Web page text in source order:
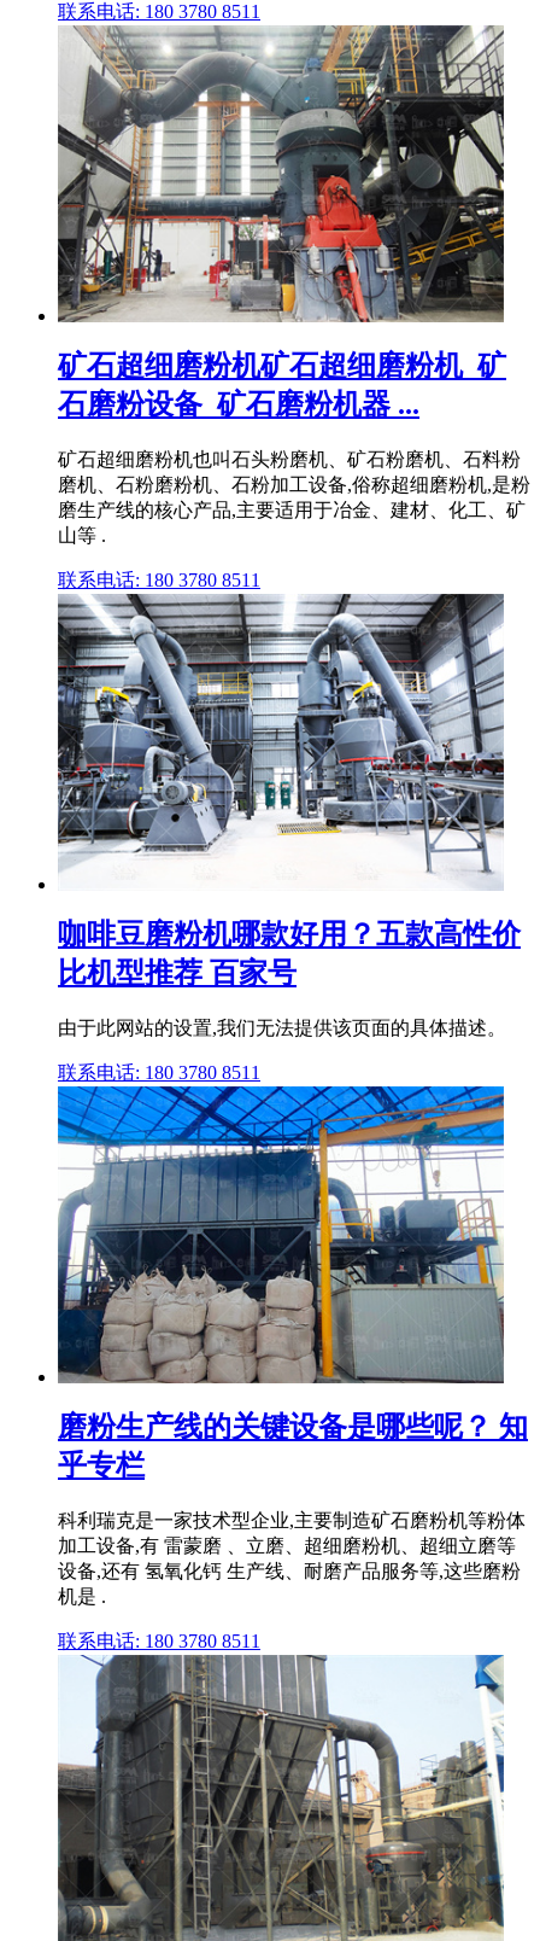
联系电话: 180 3780 8511
矿石超细磨粉机矿石超细磨粉机_矿
石磨粉设备_矿石磨粉机器 ...
矿石超细磨粉机也叫石头粉磨机、矿石粉磨机、石料粉
磨机、石粉磨粉机、石粉加工设备,俗称超细磨粉机,是粉
磨生产线的核心产品,主要适用于冶金、建材、化工、矿
山等 .
联系电话: 180 3780 8511
咖啡豆磨粉机哪款好用？五款高性价
比机型推荐 百家号
由于此网站的设置,我们无法提供该页面的具体描述。
联系电话: 180 3780 8511
磨粉生产线的关键设备是哪些呢？ 知
乎专栏
科利瑞克是一家技术型企业,主要制造矿石磨粉机等粉体
加工设备,有 雷蒙磨 、立磨、超细磨粉机、超细立磨等
设备,还有 氢氧化钙 生产线、耐磨产品服务等,这些磨粉
机是 .
联系电话: 180 3780 8511